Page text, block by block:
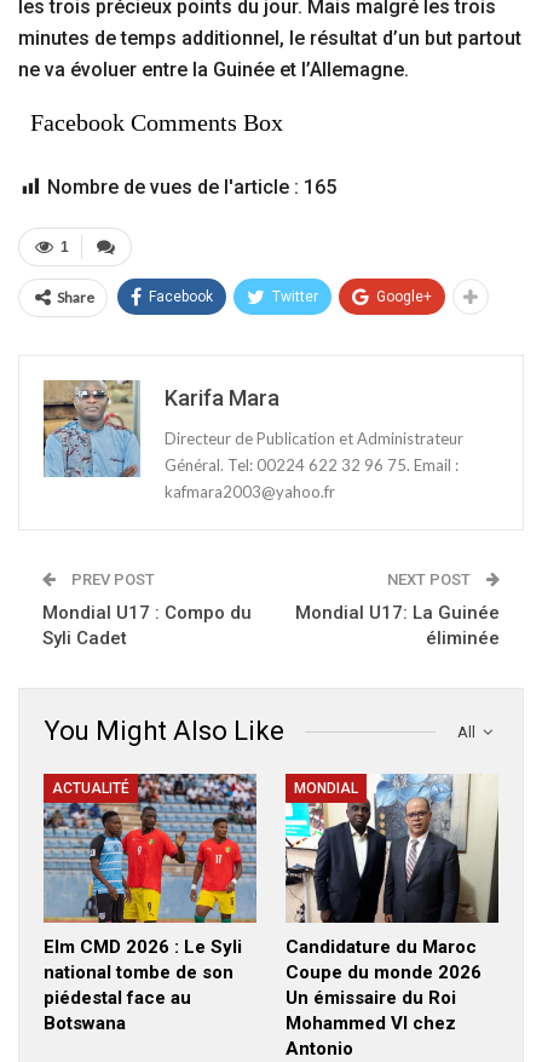
les trois précieux points du jour. Mais malgré les trois
minutes de temps additionnel, le résultat d’un but partout
ne va évoluer entre la Guinée et l’Allemagne.
Facebook Comments Box
Nombre de vues de l'article : 165
1
Share Facebook Twitter Google+
Karifa Mara
Directeur de Publication et Administrateur
Général. Tel: 00224 622 32 96 75. Email :
kafmara2003@yahoo.fr
PREV POST
Mondial U17 : Compo du
Syli Cadet
NEXT POST
Mondial U17: La Guinée
éliminée
All
You Might Also Like
ACTUALITÉ
Elm CMD 2026 : Le Syli
national tombe de son
piédestal face au
Botswana
MONDIAL
Candidature du Maroc
Coupe du monde 2026
Un émissaire du Roi
Mohammed VI chez
Antonio